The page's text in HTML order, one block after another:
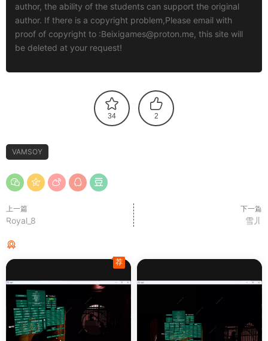
author, the ability of the students can support the original
author. If there is a copyright problem,Please email with
proof of copyright to :Beixigames@proton.me, this site will
be deleted at your request!
34 2
VAMSOY
上一篇
Royal_8
下一篇
雪儿
荐